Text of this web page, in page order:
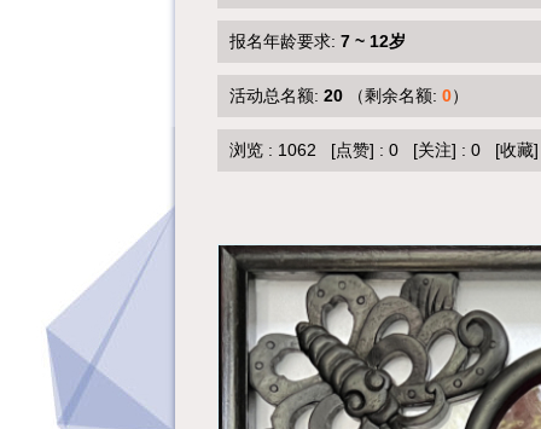
报名年龄要求: 7 ~ 12岁
活动总名额: 20 （剩余名额: 0）
浏览 : 1062 [点赞] : 0 [关注] : 0 [收藏]